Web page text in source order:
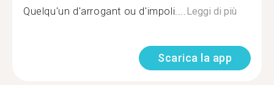
Quelqu'un d'arrogant ou d'impoli....Leggi di più
Scarica la app